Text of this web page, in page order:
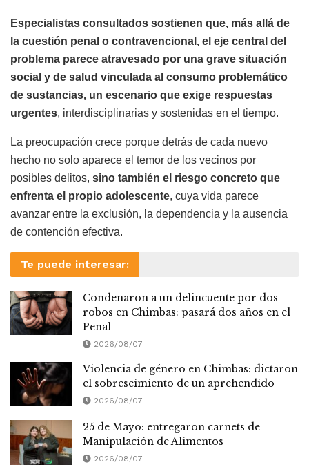
Especialistas consultados sostienen que, más allá de
la cuestión penal o contravencional, el eje central del
problema parece atravesado por una grave situación
social y de salud vinculada al consumo problemático
de sustancias, un escenario que exige respuestas
urgentes, interdisciplinarias y sostenidas en el tiempo.
La preocupación crece porque detrás de cada nuevo
hecho no solo aparece el temor de los vecinos por
posibles delitos, sino también el riesgo concreto que
enfrenta el propio adolescente, cuya vida parece
avanzar entre la exclusión, la dependencia y la ausencia
de contención efectiva.
Te puede interesar:
Condenaron a un delincuente por dos
robos en Chimbas: pasará dos años en el
Penal
2026/08/07
Violencia de género en Chimbas: dictaron
el sobreseimiento de un aprehendido
2026/08/07
25 de Mayo: entregaron carnets de
Manipulación de Alimentos
2026/08/07